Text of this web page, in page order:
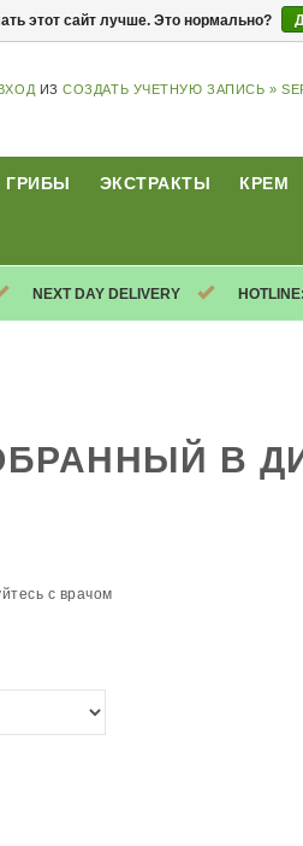
ИЗСОЗДАТЬ УЧЕТНУЮ ЗАПИСЬ »
ГРИБЫ ЭКСТРАКТЫ КРЕМ
NEXT DAY DELIVERY
В
с врачом
этот сайт лучше. Это нормально?